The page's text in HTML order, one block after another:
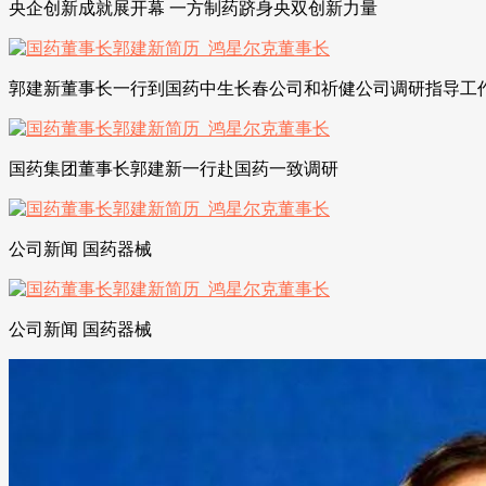
央企创新成就展开幕 一方制药跻身央双创新力量
郭建新董事长一行到国药中生长春公司和祈健公司调研指导工
国药集团董事长郭建新一行赴国药一致调研
公司新闻 国药器械
公司新闻 国药器械